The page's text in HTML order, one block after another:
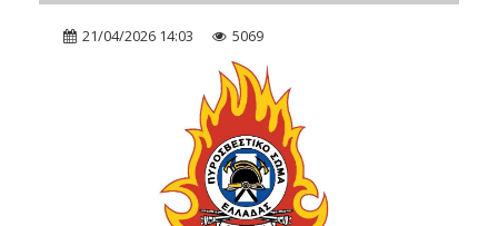
21/04/2026 14:03 5069